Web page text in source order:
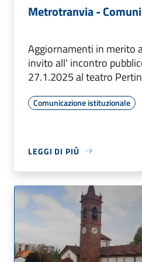
Metrotranvia -
Aggiornamenti in merito
invito all' incontro
27.1.2025 al teatro
Comunicazione istituzionale
LEGGI DI PIÙ